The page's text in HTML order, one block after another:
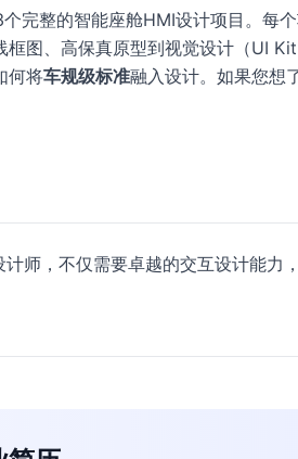
完整的智能座舱HMI设计项目。每
框图、高保真原型到视觉设计（UI
何将车规级标准融入设计。如果您想
师，不仅需要卓越的交互设计能力